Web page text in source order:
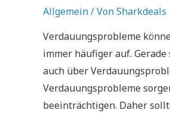
Allgemein/ VonSharkdeals
Verdauungsprobleme
immer häufiger auf.
auch über
Verdauungsprobleme
beeinträchtigen. Daher